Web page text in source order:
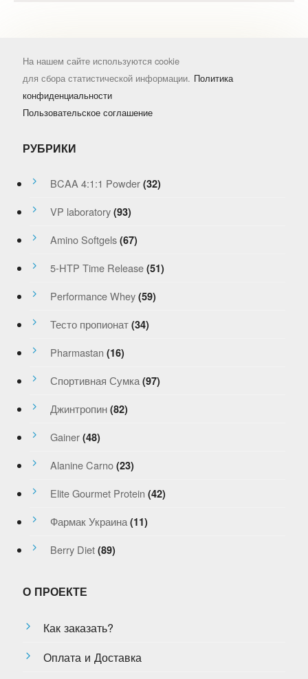
На нашем сайте используются cookie
для сбора статистической информации. Политика
конфиденциальности
Пользовательское соглашение
РУБРИКИ
BCAA 4:1:1 Powder (32)
VP laboratory (93)
Amino Softgels (67)
5-HTP Time Release (51)
Performance Whey (59)
Тесто пропионат (34)
Pharmastan (16)
Спортивная Сумка (97)
Джинтропин (82)
Gainer (48)
Alanine Carno (23)
Elite Gourmet Protein (42)
Фармак Украина (11)
Berry Diet (89)
О ПРОЕКТЕ
Как заказать?
Оплата и Доставка